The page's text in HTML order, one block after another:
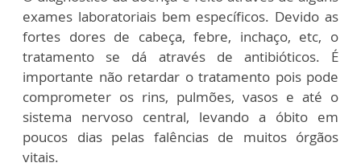
exames laboratoriais bem específicos. Devido as
fortes dores de cabeça, febre, inchaço, etc, o
tratamento se dá através de antibióticos. É
importante não retardar o tratamento pois pode
comprometer os rins, pulmões, vasos e até o
sistema nervoso central, levando a óbito em
poucos dias pelas falências de muitos órgãos
vitais.